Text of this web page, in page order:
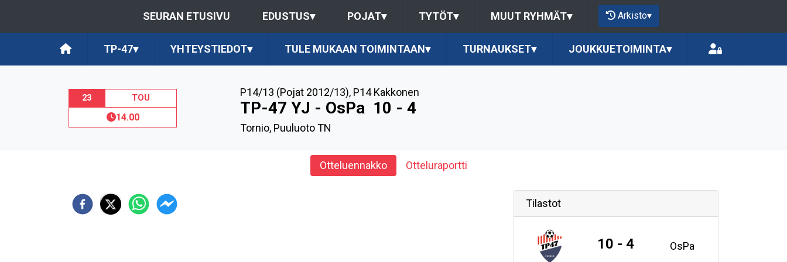
SEURAN ETUSIVU EDUSTUS▾ POJAT▾ TYTÖT▾ MUUT RYHMÄT▾ Arkisto▾
TP-47▾ YHTEYSTIEDOT▾ TULE MUKAAN TOIMINTAAN▾ TURNAUKSET▾ JOUKKUETOIMINTA▾
23 TOU
14.00
P14/13 (Pojat 2012/13), P14 Kakkonen
TP-47 YJ - OsPa 10 - 4
Tornio, Puuluoto TN
Otteluennakko Otteluraportti
Tilastot
10 - 4 OsPa